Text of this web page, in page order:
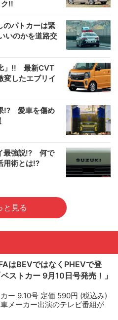
!!
のパトカーは緊
いのかを道路交
」!! 最新CVT
変したエブリイ
!? 愛車を傷め
最強説!? 何で
用術とは!?
と見る
はBEVではなくPHEVで登
ストカー 9月10日号発売！」
ー 9.10号 定価 590円 (税込み)
メーカー出演のテレビ番組が